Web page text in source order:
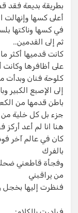
بطريقة بديعة فقد
أعلى كسها
في كسها وناكتها
ثم إلى القدمين..
كانت قدميها أكثر
على أظافرها وكانت
كلوحة فنان وبدأت
إلى الإصبع الكبير
باطن قدمها من
جزء بل كل خلية من
هنا انا لم أعد
كان في عالم آخر
بالفرك
وفجأة قاطعني
من يراقبني
فنظرت إليها بخجل